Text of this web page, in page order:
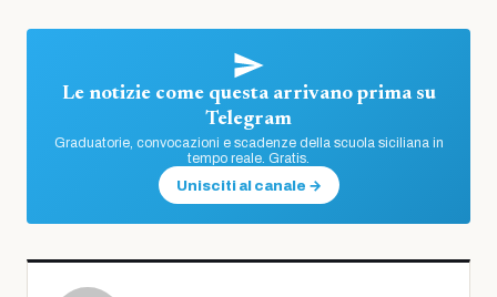
Le notizie come questa arrivano prima su
Telegram
Graduatorie, convocazioni e scadenze della scuola siciliana in
tempo reale. Gratis.
Unisciti al canale →